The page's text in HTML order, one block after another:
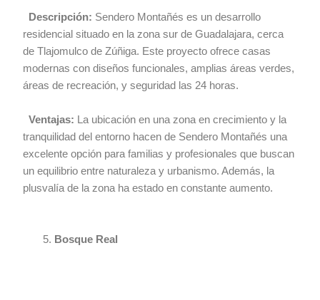
Descripción: Sendero Montañés es un desarrollo
residencial situado en la zona sur de Guadalajara, cerca
de Tlajomulco de Zúñiga. Este proyecto ofrece casas
modernas con diseños funcionales, amplias áreas verdes,
áreas de recreación, y seguridad las 24 horas.
Ventajas: La ubicación en una zona en crecimiento y la
tranquilidad del entorno hacen de Sendero Montañés una
excelente opción para familias y profesionales que buscan
un equilibrio entre naturaleza y urbanismo. Además, la
plusvalía de la zona ha estado en constante aumento.
Bosque Real